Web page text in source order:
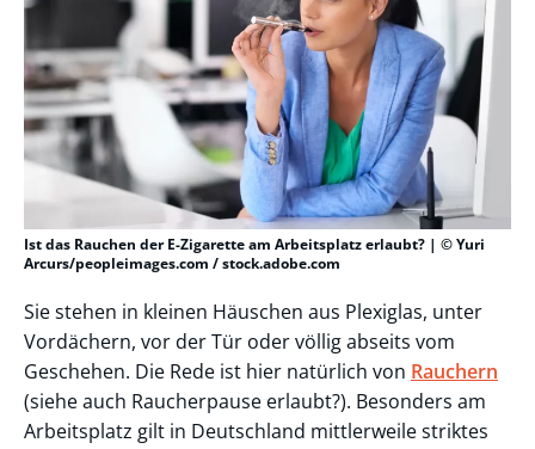
Ist das Rauchen der E-Zigarette am Arbeitsplatz erlaubt? | © Yuri
Arcurs/peopleimages.com / stock.adobe.com
Sie stehen in kleinen Häuschen aus Plexiglas, unter
Vordächern, vor der Tür oder völlig abseits vom
Geschehen. Die Rede ist hier natürlich von Rauchern
(siehe auch Raucherpause erlaubt?). Besonders am
Arbeitsplatz gilt in Deutschland mittlerweile striktes